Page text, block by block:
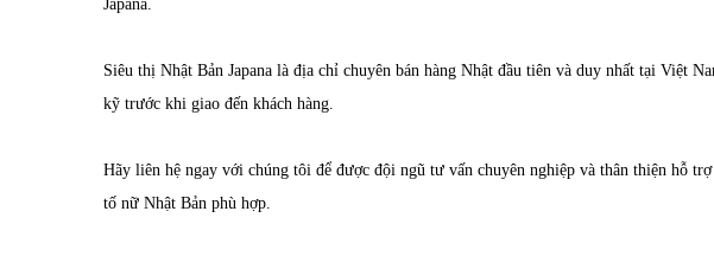
Japana.
Siêu thị Nhật Bản Japana là địa chỉ chuyên bán hàng Nhật đầu tiên và duy nhất tại Việt
kỹ trước khi giao đến khách hàng.
Hãy liên hệ ngay với chúng tôi để được đội ngũ tư vấn chuyên nghiệp và thân thiện hỗ trợ
tố nữ Nhật Bản phù hợp.